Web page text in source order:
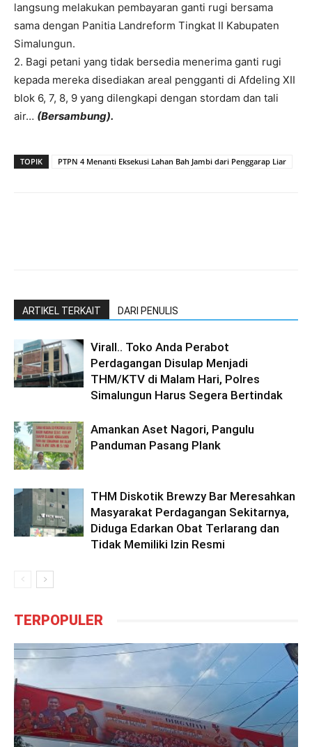
langsung melakukan pembayaran ganti rugi bersama
sama dengan Panitia Landreform Tingkat II Kabupaten
Simalungun.
2. Bagi petani yang tidak bersedia menerima ganti rugi
kepada mereka disediakan areal pengganti di Afdeling XII
blok 6, 7, 8, 9 yang dilengkapi dengan stordam dan tali
air… (Bersambung).
TOPIK PTPN 4 Menanti Eksekusi Lahan Bah Jambi dari Penggarap Liar
ARTIKEL TERKAIT DARI PENULIS
Virall.. Toko Anda Perabot
Perdagangan Disulap Menjadi
THM/KTV di Malam Hari, Polres
Simalungun Harus Segera Bertindak
Amankan Aset Nagori, Pangulu
Panduman Pasang Plank
THM Diskotik Brewzy Bar Meresahkan
Masyarakat Perdagangan Sekitarnya,
Diduga Edarkan Obat Terlarang dan
Tidak Memiliki Izin Resmi
TERPOPULER